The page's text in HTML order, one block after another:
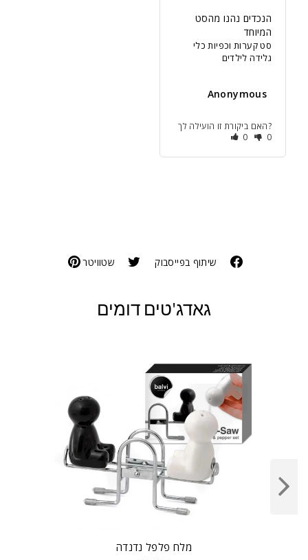
הנכדים נהנו מהסט
המיוחד
סט קערות וכפיות כלי
גלידה לילדים
Anonymous
האם ביקורת זו הועילה לך?
0
0
שיתוף בפייסבוק שטוויטר
גאדג'טים דומים
מלח פלפל נדנדה